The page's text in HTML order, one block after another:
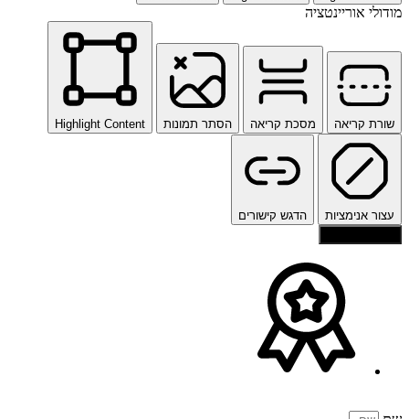
מודולי אוריינטציה
שורת קריאה מסכת קריאה הסתר תמונות Highlight Content
עצור אנימציות
הדגש קישורים